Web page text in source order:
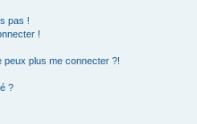
pas !
!
peux plus me connecter ?!
?